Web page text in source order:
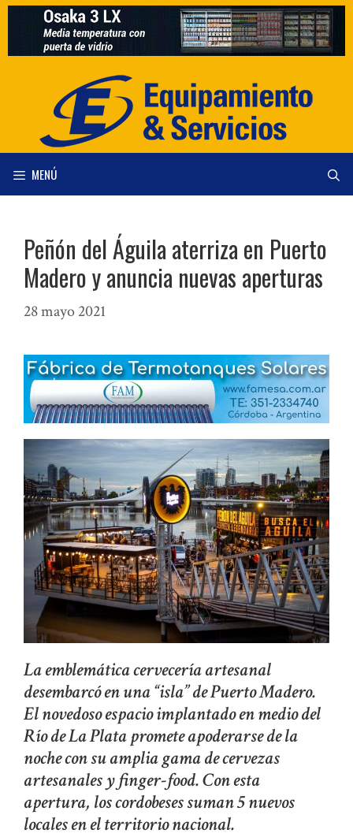
Saltar
contenido
MENÚ
Peñón del Águila aterriza en Puerto
Madero y anuncia nuevas aperturas
28 mayo 2021
La emblemática cervecería artesanal
desembarcó en una “isla” de Puerto Madero.
El novedoso espacio implantado en medio del
Río de La Plata promete apoderarse de la
noche con su amplia gama de cervezas
artesanales y finger-food. Con esta
apertura, los cordobeses suman 5 nuevos
locales en el territorio nacional.